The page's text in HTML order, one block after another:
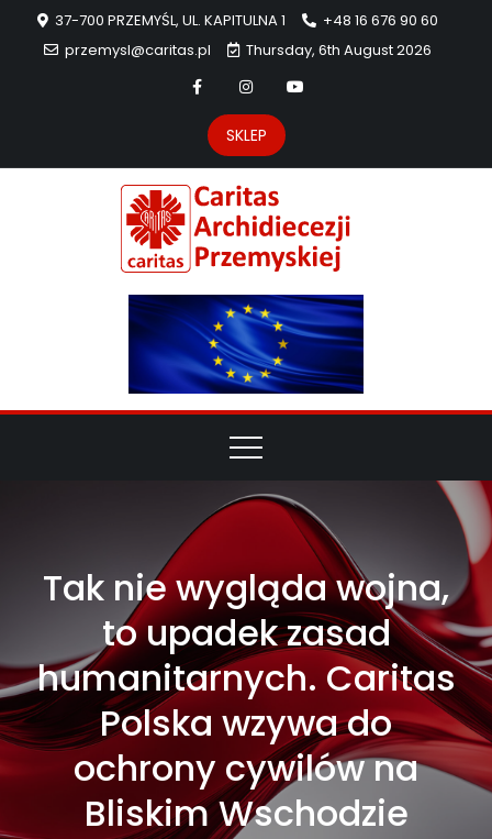
37-700 PRZEMYŚL, UL. KAPITULNA 1
+48 16 676 90 60
przemysl@caritas.pl
Thursday, 6th August 2026
SKLEP
Tak nie wygląda wojna,
to upadek zasad
humanitarnych. Caritas
Polska wzywa do
ochrony cywilów na
Bliskim Wschodzie